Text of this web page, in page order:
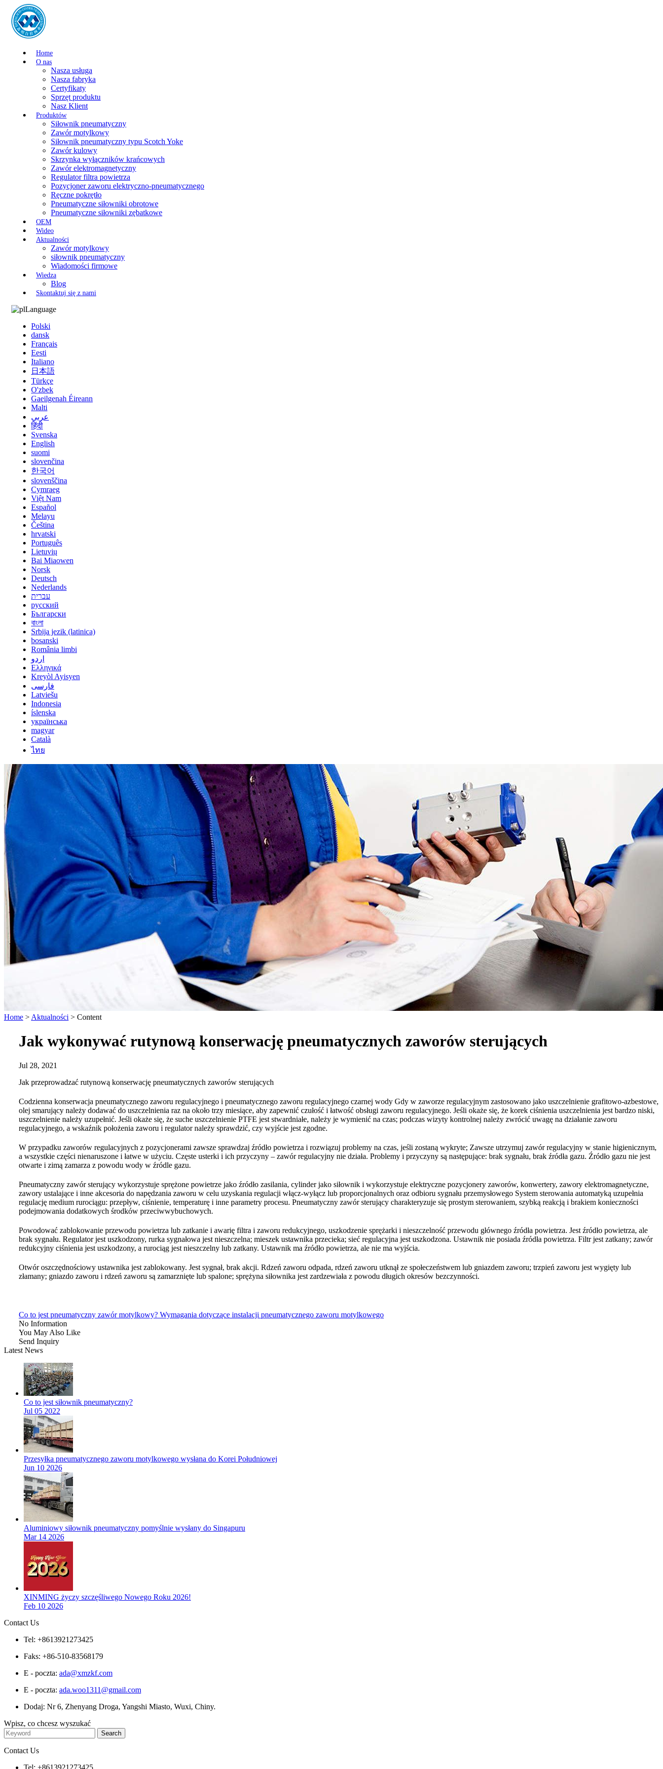
Home
O nas
Nasza usługa
Nasza fabryka
Certyfikaty
Sprzęt produktu
Nasz Klient
Produktów
Siłownik pneumatyczny
Zawór motylkowy
Siłownik pneumatyczny typu Scotch Yoke
Zawór kulowy
Skrzynka wyłączników krańcowych
Zawór elektromagnetyczny
Regulator filtra powietrza
Pozycjoner zaworu elektryczno-pneumatycznego
Ręczne pokrętło
Pneumatyczne siłowniki obrotowe
Pneumatyczne siłowniki zębatkowe
OEM
Wideo
Aktualności
Zawór motylkowy
siłownik pneumatyczny
Wiadomości firmowe
Wiedza
Blog
Skontaktuj się z nami
Language
Polski
dansk
Français
Eesti
Italiano
日本語
Türkçe
O'zbek
Gaeilgenah Éireann
Malti
عربي
हिंदी
Svenska
English
suomi
slovenčina
한국어
slovenščina
Cymraeg
Việt Nam
Español
Melayu
Čeština
hrvatski
Português
Lietuvių
Bai Miaowen
Norsk
Deutsch
Nederlands
עברית
русский
Български
বাংলা
Srbija jezik (latinica)
bosanski
România limbi
اردو
Ελληνικά
Kreyòl Ayisyen
فارسی
Latviešu
Indonesia
íslenska
українська
magyar
Català
ไทย
Home > Aktualności > Content
Jak wykonywać rutynową konserwację pneumatycznych zaworów sterujących
Jul 28, 2021
Jak przeprowadzać rutynową konserwację pneumatycznych zaworów sterujących
Codzienna konserwacja pneumatycznego zaworu regulacyjnego i pneumatycznego zaworu regulacyjnego czarnej wody Gdy w zaworze regulacyjnym zastosowano jako uszczelnienie grafitowo-azbestowe,
olej smarujący należy dodawać do uszczelnienia raz na około trzy miesiące, aby zapewnić czułość i łatwość obsługi zaworu regulacyjnego. Jeśli okaże się, że korek ciśnienia uszczelnienia jest bardzo niski,
uszczelnienie należy uzupełnić. Jeśli okaże się, że suche uszczelnienie PTFE jest stwardniałe, należy je wymienić na czas; podczas wizyty kontrolnej należy zwrócić uwagę na działanie zaworu
regulacyjnego, a wskaźnik położenia zaworu i regulator należy sprawdzić, czy wyjście jest zgodne.
W przypadku zaworów regulacyjnych z pozycjonerami zawsze sprawdzaj źródło powietrza i rozwiązuj problemy na czas, jeśli zostaną wykryte; Zawsze utrzymuj zawór regulacyjny w stanie higienicznym,
a wszystkie części nienaruszone i łatwe w użyciu. Częste usterki i ich przyczyny – zawór regulacyjny nie działa. Problemy i przyczyny są następujące: brak sygnału, brak źródła gazu. Źródło gazu nie jest
otwarte i zimą zamarza z powodu wody w źródle gazu.
Pneumatyczny zawór sterujący wykorzystuje sprężone powietrze jako źródło zasilania, cylinder jako siłownik i wykorzystuje elektryczne pozycjonery zaworów, konwertery, zawory elektromagnetyczne,
zawory ustalające i inne akcesoria do napędzania zaworu w celu uzyskania regulacji włącz-wyłącz lub proporcjonalnych oraz odbioru sygnału przemysłowego System sterowania automatyką uzupełnia
regulację medium rurociągu: przepływ, ciśnienie, temperaturę i inne parametry procesu. Pneumatyczny zawór sterujący charakteryzuje się prostym sterowaniem, szybką reakcją i brakiem konieczności
podejmowania dodatkowych środków przeciwwybuchowych.
Powodować zablokowanie przewodu powietrza lub zatkanie i awarię filtra i zaworu redukcyjnego, uszkodzenie sprężarki i nieszczelność przewodu głównego źródła powietrza. Jest źródło powietrza, ale
brak sygnału. Regulator jest uszkodzony, rurka sygnałowa jest nieszczelna; mieszek ustawnika przecieka; sieć regulacyjna jest uszkodzona. Ustawnik nie posiada źródła powietrza. Filtr jest zatkany; zawór
redukcyjny ciśnienia jest uszkodzony, a rurociąg jest nieszczelny lub zatkany. Ustawnik ma źródło powietrza, ale nie ma wyjścia.
Otwór oszczędnościowy ustawnika jest zablokowany. Jest sygnał, brak akcji. Rdzeń zaworu odpada, rdzeń zaworu utknął ze społeczeństwem lub gniazdem zaworu; trzpień zaworu jest wygięty lub
złamany; gniazdo zaworu i rdzeń zaworu są zamarznięte lub spalone; sprężyna siłownika jest zardzewiała z powodu długich okresów bezczynności.
Co to jest pneumatyczny zawór motylkowy? Wymagania dotyczące instalacji pneumatycznego zaworu motylkowego
No Information
You May Also Like
Send Inquiry
Latest News
Co to jest siłownik pneumatyczny?
Jul 05 2022
Przesyłka pneumatycznego zaworu motylkowego wysłana do Korei Południowej
Jun 10 2026
Aluminiowy siłownik pneumatyczny pomyślnie wysłany do Singapuru
Mar 14 2026
XINMING życzy szczęśliwego Nowego Roku 2026!
Feb 10 2026
Contact Us
Tel: +8613921273425
Faks: +86-510-83568179
E - poczta: ada@xmzkf.com
E - poczta: ada.woo1311@gmail.com
Dodaj: Nr 6, Zhenyang Droga, Yangshi Miasto, Wuxi, Chiny.
Wpisz, co chcesz wyszukać
Contact Us
Tel: +8613921273425